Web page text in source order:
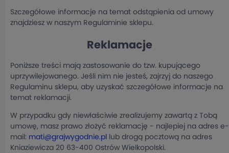
Szczegółowe informacje na temat odstąpienia od umowy
znajdziesz w naszym Regulaminie sklepu.
Reklamacje
Poniższe treści mają zastosowanie do tzw. kupującego
uprzywilejowanego. Jeśli nim nie jesteś, zajrzyj do naszego
Regulaminu sklepu, aby uzyskać szczegółowe informacje na
temat reklamacji.
W przypadku gdy niewłaściwie zrealizujemy zawartą z Tobą
umowę, masz prawo złożyć reklamację - najlepiej na adres e-
mail: mati@grajwygodnie.pl lub drogą pocztową na adres
Kniaziewicza 20 63-400 Ostrów Wielkopolski.